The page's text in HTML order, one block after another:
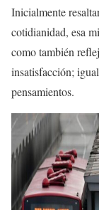
Inicialmente
cotidianidad, esa
como también
insatisfacción;
pensamientos.